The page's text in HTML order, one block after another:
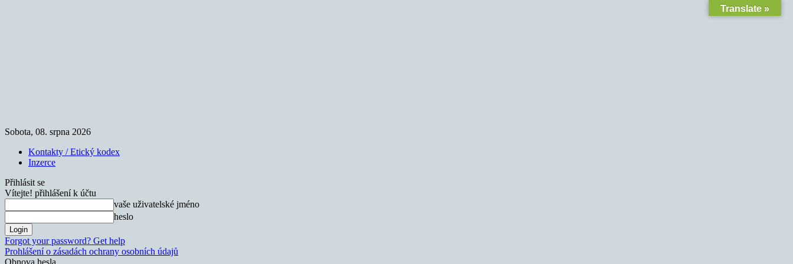
Sobota, 08. srpna 2026
Kontakty / Etický kodex
Inzerce
Přihlásit se
Vítejte! přihlášení k účtu
vaše uživatelské jméno
heslo
Forgot your password? Get help
Prohlášení o zásadách ochrany osobních údajů
Obnova hesla
Translate »